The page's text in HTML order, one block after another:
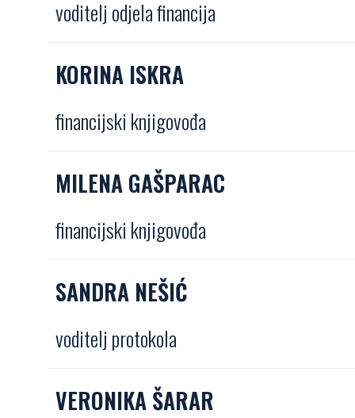
voditelj odjela financija
KORINA ISKRA
financijski knjigovođa
MILENA GAŠPARAC
financijski knjigovođa
SANDRA NEŠIĆ
voditelj protokola
VERONIKA ŠARAR